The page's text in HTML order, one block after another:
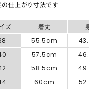
仕上がり寸法です
ズ 着丈
55.5cm
57.5cm
58.5cm
60cm